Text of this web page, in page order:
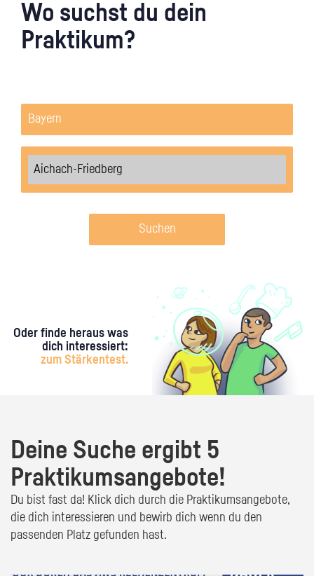
Wo suchst du dein
Praktikum?
Suchen
Oder finde heraus was
dich interessiert:
zum Stärkentest.
Deine Suche ergibt 5
Praktikumsangebote!
Du bist fast da! Klick dich durch die Praktikumsangebote,
die dich interessieren und bewirb dich wenn du den
passenden Platz gefunden hast.